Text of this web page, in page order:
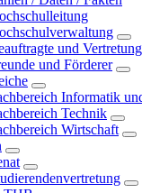
und
und Förderer
Informatik
Technik
Wirtschaft